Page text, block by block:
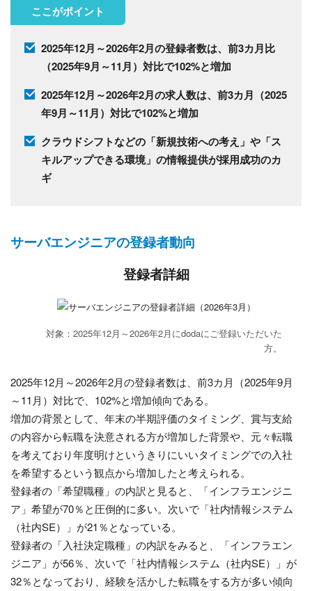
ここがポイント
2025年12月～2026年2月の登録者数は、前3カ月比
（2025年9月～11月）対比で102%と増加
2025年12月～2026年2月の求人数は、前3カ月（2025
年9月～11月）対比で102%と増加
クラウドシフトなどの「新規技術への考え」や「ス
キルアップできる環境」の情報提供が採用成功のカ
ギ
サーバエンジニアの登録者動向
登録者詳細
対象：2025年12月～2026年2月にdodaにご登録いただいた
方。
2025年12月～2026年2月の登録者数は、前3カ月（2025年9月
～11月）対比で、102%と増加傾向である。
増加の背景として、年末の半期評価のタイミング、賞与支給
の内容から転職を決意される方が増加した背景や、元々転職
を考えており年度明けというきりにいいタイミングでの入社
を希望するという観点から増加したと考えられる。
登録者の「希望職種」の内訳と見ると、「インフラエンジニ
ア」希望が70％と圧倒的に多い。次いで「社内情報システム
（社内SE）」が21％となっている。
登録者の「入社決定職種」の内訳をみると、「インフラエン
ジニア」が56％、次いで「社内情報システム（社内SE）」が
32％となっており、経験を活かした転職をする方が多い傾向